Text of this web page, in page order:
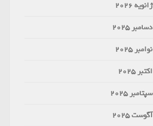
ژانویه 2026
دسامبر 2025
نوامبر 2025
اکتبر 2025
سپتامبر 2025
آگوست 2025